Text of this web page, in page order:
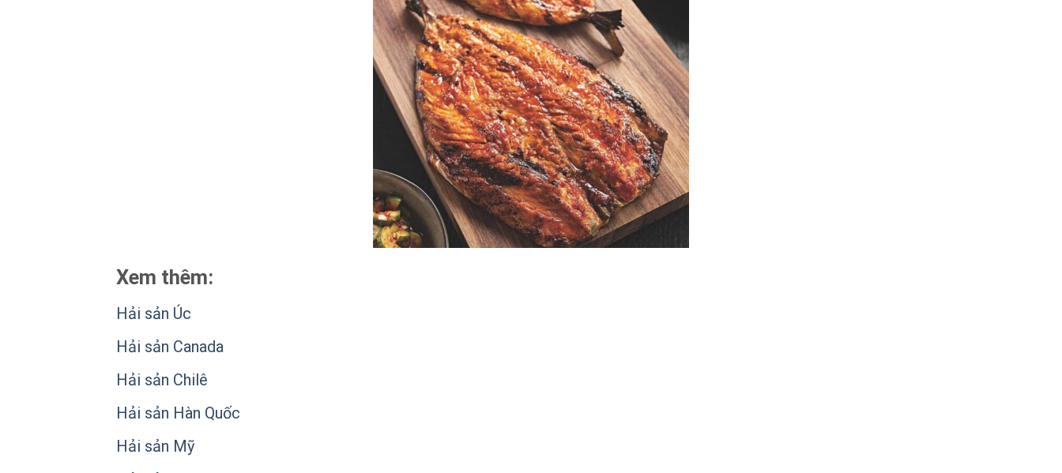
Xem thêm:
Hải sản Úc
Hải sản Canada
Hải sản Chilê
Hải sản Hàn Quốc
Hải sản Mỹ